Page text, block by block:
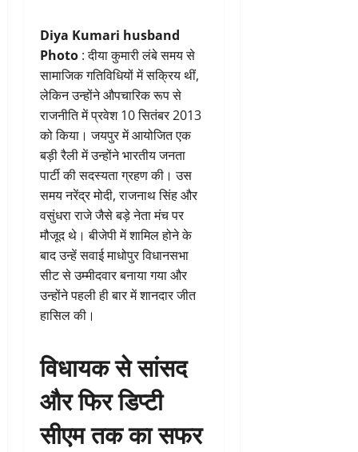
Diya Kumari husband
Photo : दीया कुमारी लंबे समय से
सामाजिक गतिविधियों में सक्रिय थीं,
लेकिन उन्होंने औपचारिक रूप से
राजनीति में प्रवेश 10 सितंबर 2013
को किया। जयपुर में आयोजित एक
बड़ी रैली में उन्होंने भारतीय जनता
पार्टी की सदस्यता ग्रहण की। उस
समय नरेंद्र मोदी, राजनाथ सिंह और
वसुंधरा राजे जैसे बड़े नेता मंच पर
मौजूद थे। बीजेपी में शामिल होने के
बाद उन्हें सवाई माधोपुर विधानसभा
सीट से उम्मीदवार बनाया गया और
उन्होंने पहली ही बार में शानदार जीत
हासिल की।
विधायक से सांसद
और फिर डिप्टी
सीएम तक का सफर